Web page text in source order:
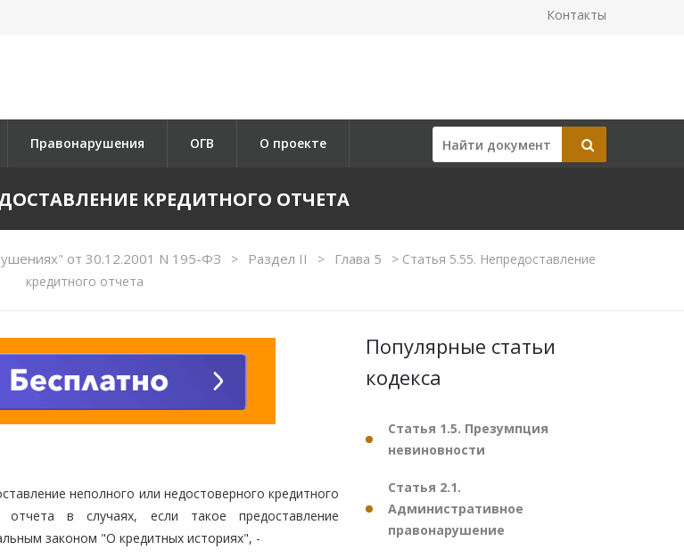
Контакты
Правонарушения ОГВ О проекте
КРЕДИТНОГО ОТЧЕТА
от 30.12.2001 N 195-ФЗ > Раздел II > Глава 5 > Статья 5.55. Непредоставление
кредитного отчета
неполного или недостоверного кредитного
в случаях, если такое предоставление
законом "О кредитных историях", -
Популярные статьи
кодекса
Статья 1.5. Презумпция
невиновности
Статья 2.1.
Административное
правонарушение